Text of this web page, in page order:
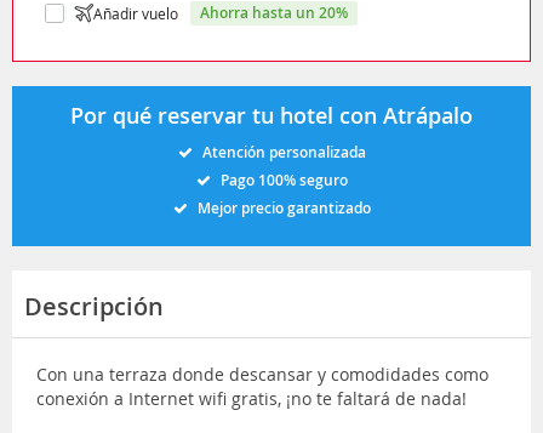
Añadir vuelo ahorra hasta un 20%
Por qué reservar tu hotel con Atrápalo
Atención personalizada
Pago 100% seguro
Mejor precio garantizado
Descripción
Con una terraza donde descansar y comodidades como
conexión a Internet wifi gratis, ¡no te faltará de nada!